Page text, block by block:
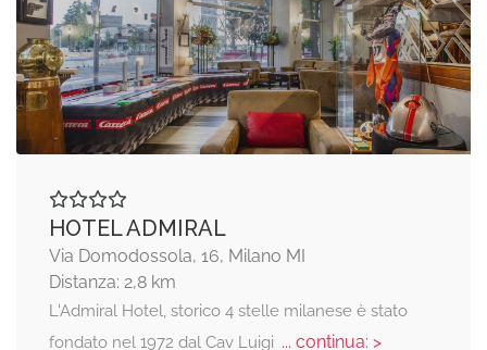
HOTEL ADMIRAL
Via Domodossola, 16, Milano MI
Distanza: 2,8 km
L'Admiral Hotel, storico 4 stelle milanese è stato
fondato nel 1972 dal Cav Luigi ... continua: >